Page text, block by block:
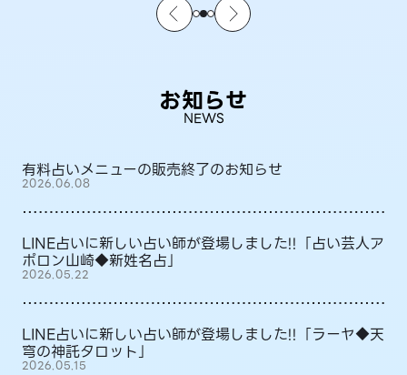
お知らせ
NEWS
有料占いメニューの販売終了のお知らせ
2026.06.08
LINE占いに新しい占い師が登場しました!!「占い芸人ア
ポロン山崎◆新姓名占」
2026.05.22
LINE占いに新しい占い師が登場しました!!「ラーヤ◆天
穹の神託タロット」
2026.05.15